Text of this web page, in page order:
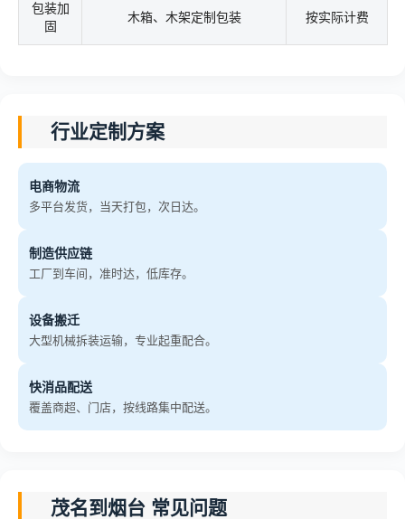
包装加
固
木箱、木架定制包装 按实际计费
行业定制方案
电商物流
多平台发货，当天打包，次日达。
制造供应链
工厂到车间，准时达，低库存。
设备搬迁
大型机械拆装运输，专业起重配合。
快消品配送
覆盖商超、门店，按线路集中配送。
茂名到烟台 常见问题